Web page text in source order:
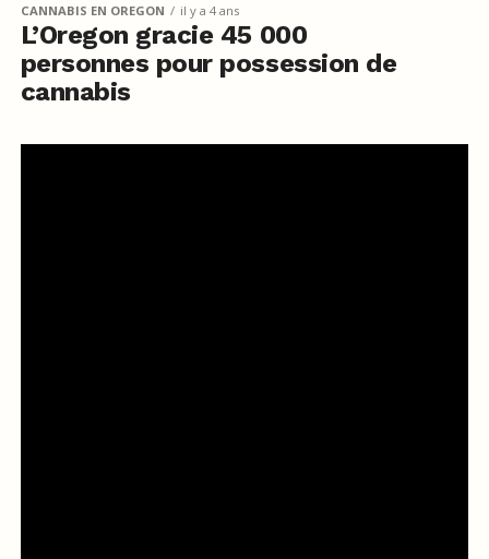
CANNABIS EN OREGON il y a 4 ans
L’Oregon gracie 45 000
personnes pour possession de
cannabis